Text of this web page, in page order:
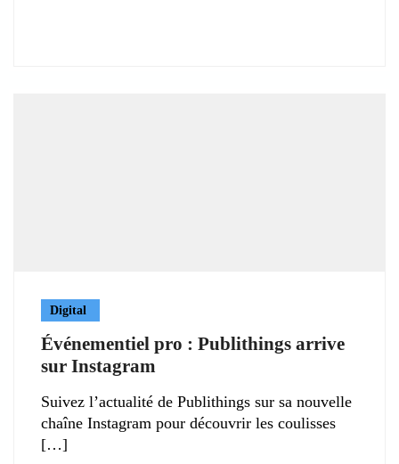
Digital
Événementiel pro : Publithings arrive
sur Instagram
Suivez l’actualité de Publithings sur sa nouvelle
chaîne Instagram pour découvrir les coulisses